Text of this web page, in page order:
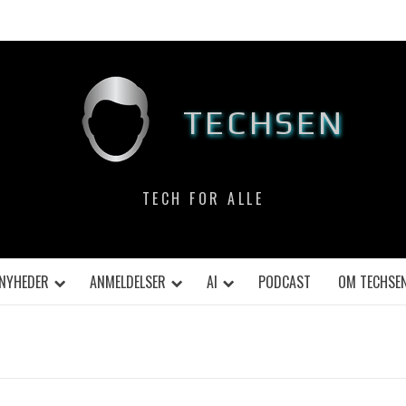
TECHSEN
TECH FOR ALLE
NYHEDER ANMELDELSER AI PODCAST OM